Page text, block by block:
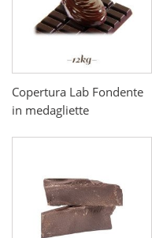
Copertura Lab Fondente
in medagliette